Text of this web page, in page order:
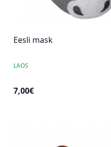
Eesli mask
LAOS
7,00€